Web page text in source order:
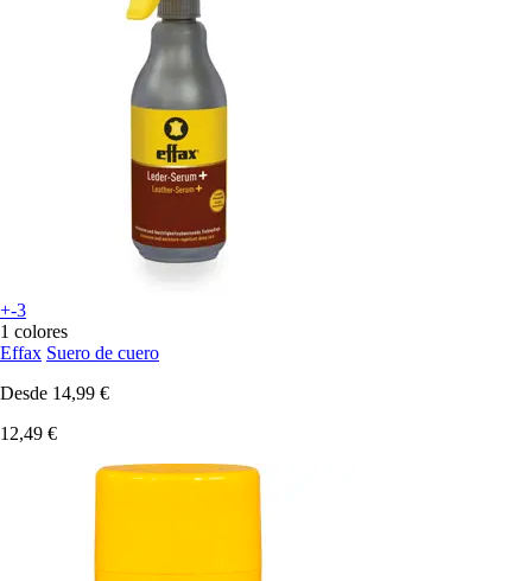
+-3
1 colores
Effax Suero de cuero
Desde 14,99 €
12,49 €